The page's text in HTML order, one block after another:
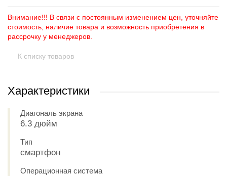
Внимание!!! В связи с постоянным изменением цен, уточняйте
стоимость, наличие товара и возможность приобретения в
рассрочку у менеджеров.
К списку товаров
Характеристики
Диагональ экрана
6.3 дюйм
Тип
смартфон
Операционная система